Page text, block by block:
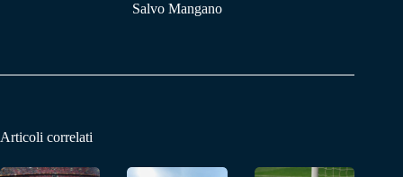
Salvo Mangano
Articoli correlati